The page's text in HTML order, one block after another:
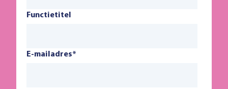
Functietitel
E-mailadres*